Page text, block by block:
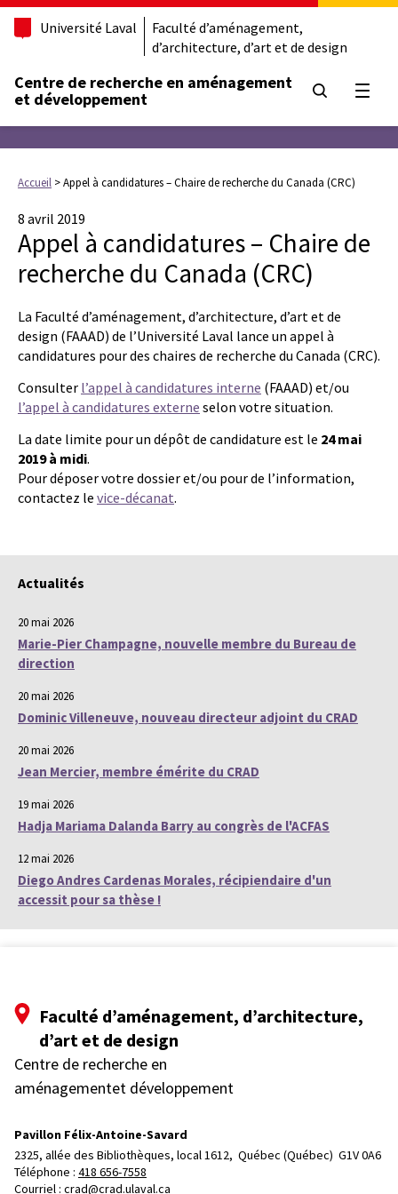
Université Laval
Faculté d’aménagement,
d’architecture, d’art et de design
Centre de recherche en aménagement
et développement
Accueil >Appel à candidatures – Chaire de recherche du Canada (CRC)
8 avril 2019
Appel à candidatures – Chaire de
recherche du Canada (CRC)
La Faculté d’aménagement, d’architecture, d’art et de
design (FAAAD) de l’Université Laval lance un appel à
candidatures pour des chaires de recherche du Canada (CRC).
Consulter l’appel à candidatures interne (FAAAD) et/ou
l’appel à candidatures externe selon votre situation.
La date limite pour un dépôt de candidature est le 24 mai
2019 à midi.
Pour déposer votre dossier et/ou pour de l’information,
contactez le vice-décanat.
Actualités
20 mai 2026
Marie-Pier Champagne, nouvelle membre du Bureau de
direction
20 mai 2026
Dominic Villeneuve, nouveau directeur adjoint du CRAD
20 mai 2026
Jean Mercier, membre émérite du CRAD
19 mai 2026
Hadja Mariama Dalanda Barry au congrès de l'ACFAS
12 mai 2026
Diego Andres Cardenas Morales, récipiendaire d'un
accessit pour sa thèse !
Faculté d’aménagement, d’architecture,
d’art et de design
Centre de recherche en
aménagementet développement
Pavillon Félix-Antoine-Savard
2325, allée des Bibliothèques, local 1612, Québec (Québec)  G1V 0A6
Téléphone : 418 656-7558
Courriel : crad@crad.ulaval.ca